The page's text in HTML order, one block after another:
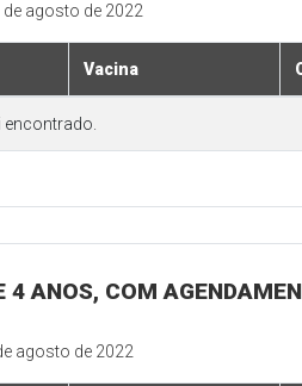
de agosto de 2022
Vacina
4 ANOS, COM
agosto de 2022